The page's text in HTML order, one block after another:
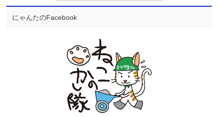
にゃんたのFacebook